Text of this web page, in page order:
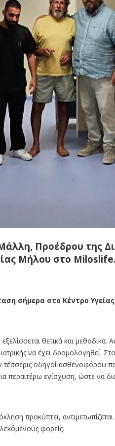
Προέδρου της
Μήλου στο
σήμερα στο Κέντρο
θετικά και μεθοδικά.
να έχει δρομολογηθεί.
οδηγοί ασθενοφόρου
περαιτέρω ενίσχυση, ώστε να
προκύπτει,
φορείς.